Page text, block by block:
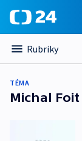
Rubriky
TÉMA
Michal Foit